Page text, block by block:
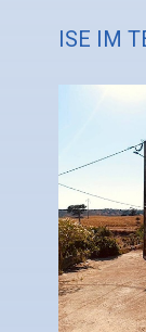
ISE IM